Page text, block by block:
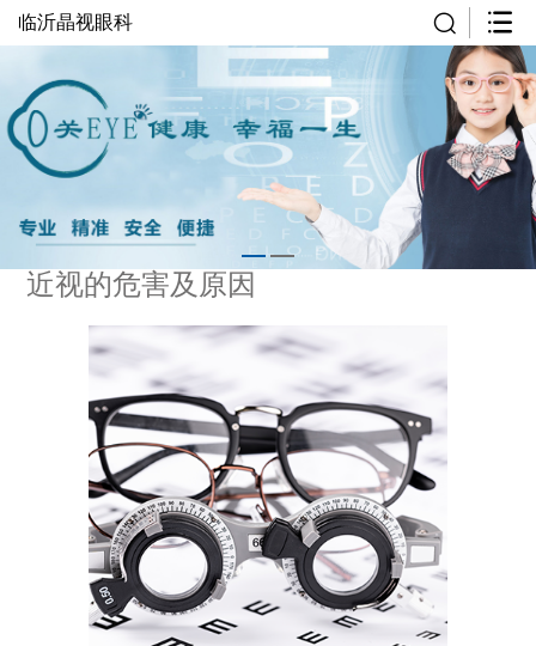
临沂晶视眼科
近视的危害及原因